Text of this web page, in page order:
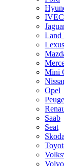
Land
Lexus
Mini
Opel
Saab
Seat
Skoda
Volvo